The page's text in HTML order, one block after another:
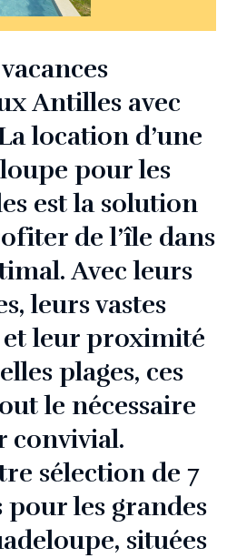
Antilles avec
location d’une
pour les
est la solution
de l’île dans
Avec leurs
leurs vastes
et leur proximité
plages, ces
le nécessaire
convivial.
sélection de 7
les grandes
situées